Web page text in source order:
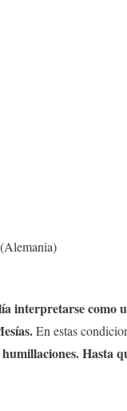
interpretarse como
En estas
Hasta